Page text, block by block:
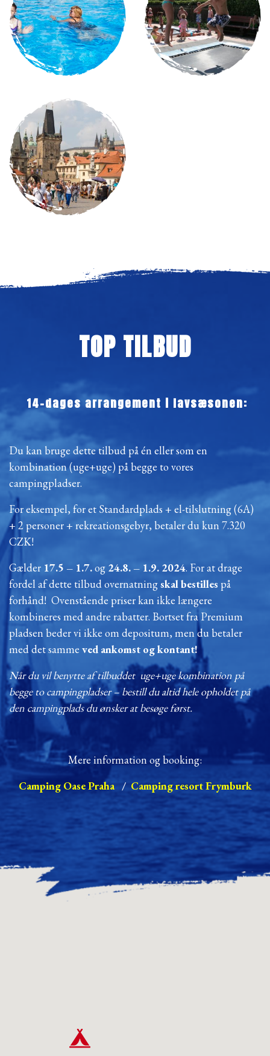
TOP TILBUD
14-dages arrangement i lavsæsonen:
Du kan bruge dette tilbud på én eller som en
kombination (uge+uge) på begge to vores
campingpladser.
For eksempel, for et Standardplads + el-tilslutning (6A)
+ 2 personer + rekreationsgebyr, betaler du kun 7.320
CZK!
Gælder 17.5 – 1.7.og 24.8. – 1.9. 2024. For at drage
fordel af dette tilbud overnatningskal bestilles på
forhånd! Ovenstående priser kan ikke længere
kombineres med andre rabatter. Bortset fra Premium
pladsen beder vi ikke om depositum, men du betaler
med det samme ved ankomst og kontant!
Når du vil benytte af tilbuddet uge+uge kombination på
begge to campingpladser – bestill du altid hele opholdet på
den campingplads du ønsker at besøge først.
Mere information og booking:
Camping Oase Praha/ Camping resort Frymburk